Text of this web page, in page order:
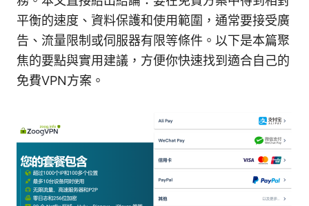
平衡的速度、資料保護和使用範圍，通常要接受廣
告、流量限制或伺服器有限等條件。以下是本篇聚
焦的要點與實用建議，方便你快速找到適合自己的
免費VPN方案。